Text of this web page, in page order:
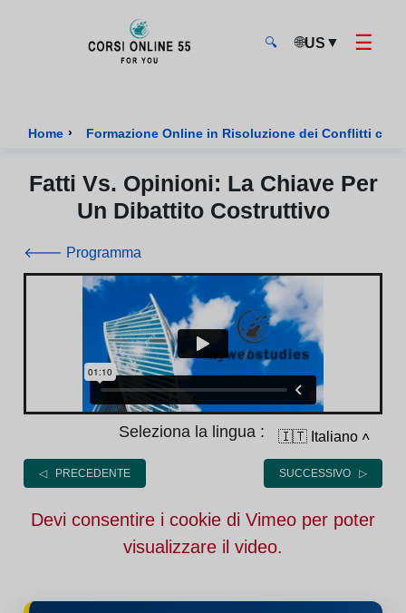
🔍 🌐US ▼ ☰
Home › Formazione Online in Risoluzione dei Conflitti
Fatti Vs. Opinioni: La Chiave Per
Un Dibattito Costruttivo
🡐 Programma
Seleziona la lingua : 🇮🇹 Italiano ˄
◁ PRECEDENTE SUCCESSIVO ▷
Devi consentire i cookie di Vimeo per poter
visualizzare il video.